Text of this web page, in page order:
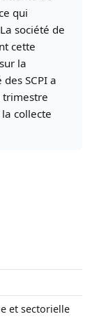
qui
société de
cette
la
SCPI a
trimestre
collecte
et sectorielle